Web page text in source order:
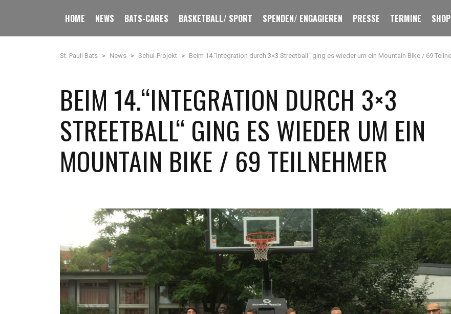
HOME NEWS BATS-CARES BASKETBALL/ SPORT SPENDEN/ ENGAGIEREN PRESSE TERMINE SHOP
St. Pauli Bats > News > Schul-Projekt > Beim 14.“Integration durch 3×3 Streetball“ ging es wieder um ein Mountain Bike / 69
BEIM 14.“INTEGRATION DURCH 3×3
STREETBALL“ GING ES WIEDER UM EIN
MOUNTAIN BIKE / 69 TEILNEHMER